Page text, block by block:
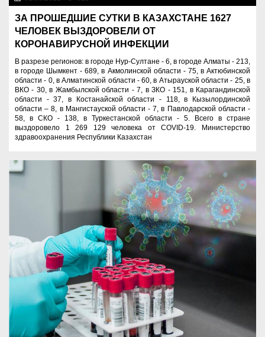
ЗА ПРОШЕДШИЕ СУТКИ В КАЗАХСТАНЕ 1627
ЧЕЛОВЕК ВЫЗДОРОВЕЛИ ОТ
КОРОНАВИРУСНОЙ ИНФЕКЦИИ
В разрезе регионов: в городе Нур-Султане - 6, в городе Алматы - 213,
в городе Шымкент - 689, в Акмолинской области - 75, в Актюбинской
области - 0, в Алматинской области - 60, в Атырауской области - 25, в
ВКО - 30, в Жамбылской области - 7, в ЗКО - 151, в Карагандинской
области - 37, в Костанайской области - 118, в Кызылординской
области – 8, в Мангистауской области - 7, в Павлодарской области -
58, в СКО - 138, в Туркестанской области - 5. Всего в стране
выздоровело 1 269 129 человека от COVID-19. Министерство
здравоохранения Республики Казахстан